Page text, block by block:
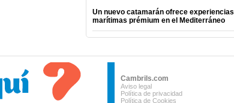
Un nuevo catamarán ofrece experiencias
marítimas prémium en el Mediterráneo
Cambrils.com
Aviso legal
Política de privacidad
Política de Cookies